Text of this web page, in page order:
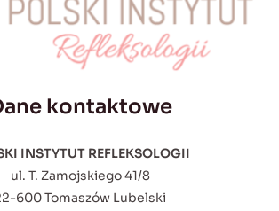
kontaktowe
INSTYTUT REFLEKSOLOGII
ul. T. Zamojskiego 41/8
600 Tomaszów Lubelski